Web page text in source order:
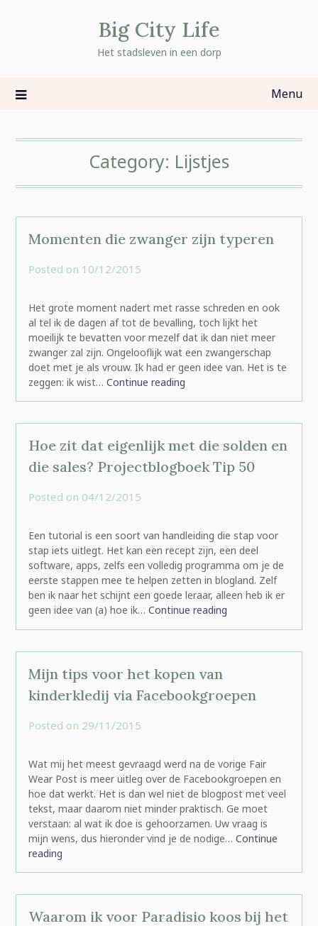
Big City Life
Het stadsleven in een dorp
Menu
Category: Lijstjes
Momenten die zwanger zijn typeren
Posted on 10/12/2015
Het grote moment nadert met rasse schreden en ook
al tel ik de dagen af tot de bevalling, toch lijkt het
moeilijk te bevatten voor mezelf dat ik dan niet meer
zwanger zal zijn. Ongelooflijk wat een zwangerschap
doet met je als vrouw. Ik had er geen idee van. Het is te
zeggen: ik wist… Continue reading
Hoe zit dat eigenlijk met die solden en
die sales? Projectblogboek Tip 50
Posted on 04/12/2015
Een tutorial is een soort van handleiding die stap voor
stap iets uitlegt. Het kan een recept zijn, een deel
software, apps, zelfs een volledig programma om je de
eerste stappen mee te helpen zetten in blogland. Zelf
ben ik naar het schijnt een goede leraar, alleen heb ik er
geen idee van (a) hoe ik… Continue reading
Mijn tips voor het kopen van
kinderkledij via Facebookgroepen
Posted on 29/11/2015
Wat mij het meest gevraagd werd na de vorige Fair
Wear Post is meer uitleg over de Facebookgroepen en
hoe dat werkt. Het is dan wel niet de blogpost met veel
tekst, maar daarom niet minder praktisch. Ge moet
verstaan: al wat ik doe is gehoorzamen. Uw vraag is
mijn wens, dus hieronder vind je de nodige… Continue
reading
Waarom ik voor Paradisio koos bij het